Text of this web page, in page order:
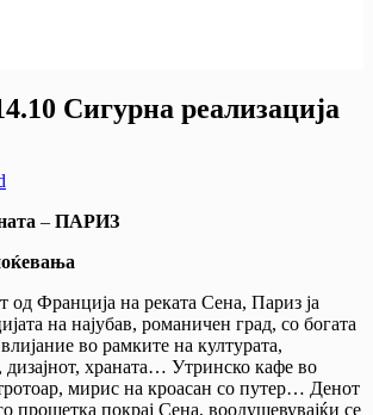
Сигурна реализација
– ПАРИЗ
од Франција на реката Сена, Париз ја
на најубав, романичен град, со богата
во рамките на културата,
дизајнот, храната… Утринско кафе во
мирис на кроасан со путер… Денот
прошетка покрај Сена, воодушевувајќи се